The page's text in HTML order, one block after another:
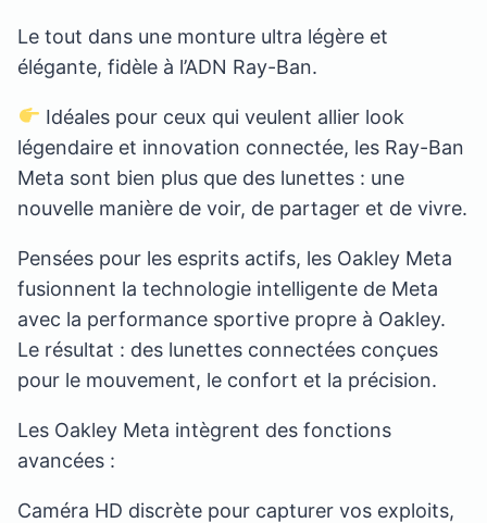
Le tout dans une monture ultra légère et
élégante, fidèle à l’ADN Ray-Ban.
Idéales pour ceux qui veulent allier look
légendaire et innovation connectée, les Ray-Ban
Meta sont bien plus que des lunettes : une
nouvelle manière de voir, de partager et de vivre.
Pensées pour les esprits actifs, les Oakley Meta
fusionnent la technologie intelligente de Meta
avec la performance sportive propre à Oakley.
Le résultat : des lunettes connectées conçues
pour le mouvement, le confort et la précision.
Les Oakley Meta intègrent des fonctions
avancées :
Caméra HD discrète pour capturer vos exploits,